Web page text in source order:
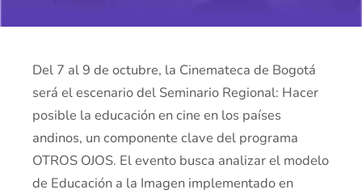
Del 7 al 9 de octubre, la Cinemateca de Bogotá
será el escenario del Seminario Regional: Hacer
posible la educación en cine en los países
andinos, un componente clave del programa
OTROS OJOS. El evento busca analizar el modelo
de Educación a la Imagen implementado en